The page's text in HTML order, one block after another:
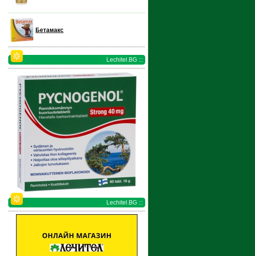
Бетамакс
Lechitel.BG :::
Lechitel.BG :::